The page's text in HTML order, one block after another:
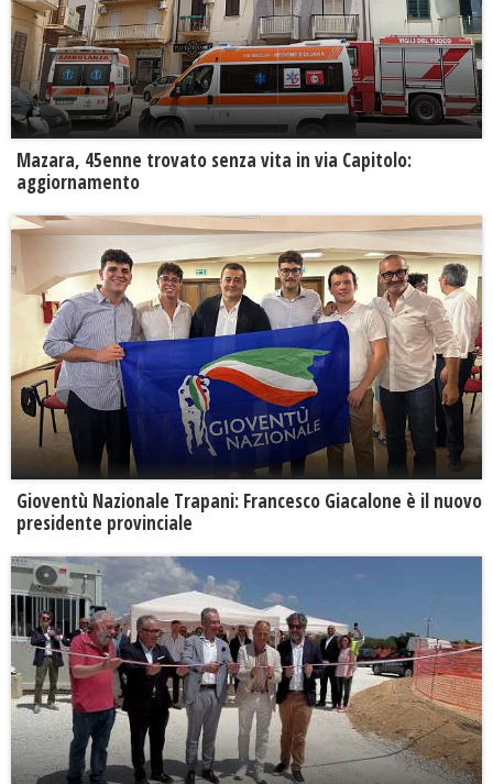
Mazara, 45enne trovato senza vita in via Capitolo:
aggiornamento
Gioventù Nazionale Trapani: Francesco Giacalone è il nuovo
presidente provinciale